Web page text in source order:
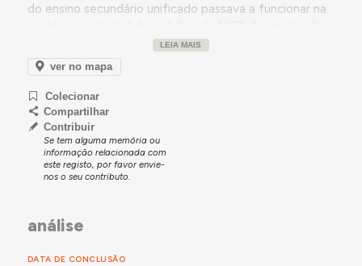
do ensino secundário unificado passava a funcionar na
foi iniciada em maio de 1983, tendo havido atrasos no
cumprimento dos prazos de execução.
provisório, já então se afiançava que o edifício viria a
ser utilizado por vários anos, apesar de se almejar a
construção, a seu tempo, de um edificio definitivo. A
escolha de uma estrutura pré-fabricada foi ditada pelo
carácter de urgência e pela falta de condições da
localização anterior. Segundo o jornal
contos. Na altura da inauguração, ocupando uma
superfície coberta de 2.200 m2, contava com 18 salas
de aula, englobando disciplinas específicas como
LEIA MAIS
ver no mapa
Colecionar
Compartilhar
Contribuir
Se tem alguma memória ou
informação relacionada com
este registo, por favor envie-
nos o seu contributo.
análise
DATA DE CONCLUSÃO